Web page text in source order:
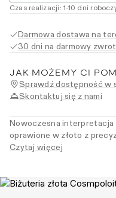
Czas realizacji :1-10 dni
Darmowa dostawa na
30 dni na darmowy zwrot
JAK MOŻEMY CI
Sprawdź dostępność w
Skontaktuj się z nami
Nowoczesna interpretacja
oprawione w złoto z
odpowiednie, nigdy
Czytaj więcej